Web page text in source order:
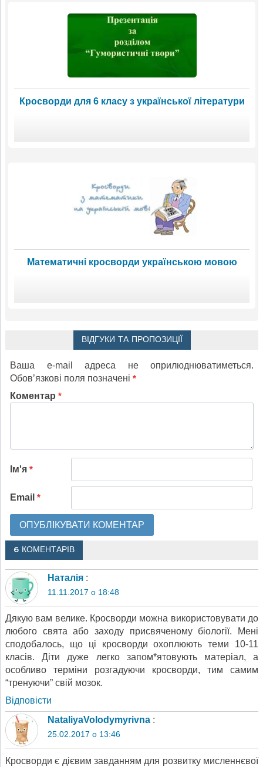
Кросворди для 6 класу з української літератури
Математичні кросворди українською мовою
ВІДГУКИ ТА ПРОПОЗИЦІЇ
Ваша e-mail адреса не оприлюднюватиметься.
Обов’язкові поля позначені *
Коментар *
Ім'я *
Email *
6 КОМЕНТАРІВ
Наталія :
11.11.2017 о 18:48
Дякую вам велике. Кросворди можна використовувати до
любого свята або заходу присвяченому біології. Мені
сподобалось, що ці кросворди охоплюють теми 10-11
класів. Діти дуже легко запом*ятовують матеріал, а
особливо терміни розгадуючи кросворди, тим самим
“тренуючи” свій мозок.
Відповіcти
NataliyaVolodymyrivna :
25.02.2017 о 13:46
Кросворди є дієвим завданням для розвитку мисленнєвої